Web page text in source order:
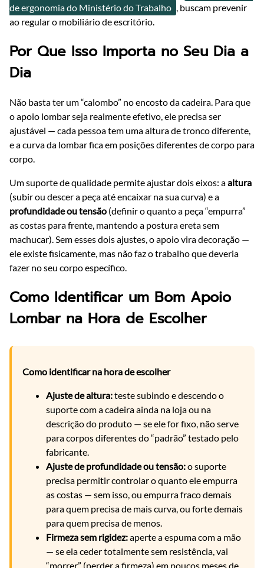
de ergonomia do Ministério do Trabalho , buscam prevenir
ao regular o mobiliário de escritório.
Por Que Isso Importa no Seu Dia a
Dia
Não basta ter um “calombo” no encosto da cadeira. Para que
o apoio lombar seja realmente efetivo, ele precisa ser
ajustável — cada pessoa tem uma altura de tronco diferente,
e a curva da lombar fica em posições diferentes de corpo para
corpo.
Um suporte de qualidade permite ajustar dois eixos: aaltura
(subir ou descer a peça até encaixar na sua curva) e a
profundidade ou tensão (definir o quanto a peça “empurra”
as costas para frente, mantendo a postura ereta sem
machucar). Sem esses dois ajustes, o apoio vira decoração —
ele existe fisicamente, mas não faz o trabalho que deveria
fazer no seu corpo específico.
Como Identificar um Bom Apoio
Lombar na Hora de Escolher
Como identificar na hora de escolher
Ajuste de altura:teste subindo e descendo o
suporte com a cadeira ainda na loja ou na
descrição do produto — se ele for fixo, não serve
para corpos diferentes do “padrão” testado pelo
fabricante.
Ajuste de profundidade ou tensão:o suporte
precisa permitir controlar o quanto ele empurra
as costas — sem isso, ou empurra fraco demais
para quem precisa de mais curva, ou forte demais
para quem precisa de menos.
Firmeza sem rigidez:aperte a espuma com a mão
— se ela ceder totalmente sem resistência, vai
“morrer” (perder a firmeza) em poucos meses de